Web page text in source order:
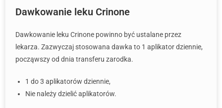
Dawkowanie leku Crinone
Dawkowanie leku Crinone powinno być ustalane przez
lekarza. Zazwyczaj stosowana dawka to 1 aplikator dziennie,
począwszy od dnia transferu zarodka.
1 do 3 aplikatorów dziennie,
Nie należy dzielić aplikatorów.